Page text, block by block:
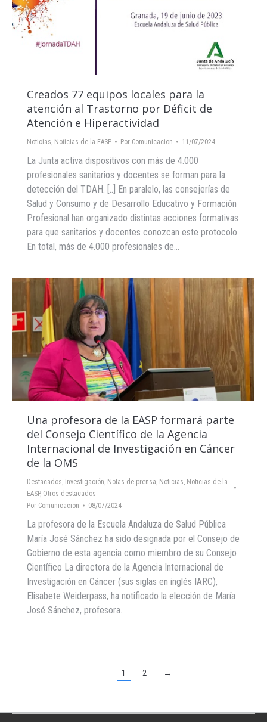
Creados 77 equipos locales para la
atención al Trastorno por Déficit de
Atención e Hiperactividad
Noticias, Noticias de la EASP Por Comunicacion 11/07/2024
La Junta activa dispositivos con más de 4.000
profesionales sanitarios y docentes se forman para la
detección del TDAH. [..] En paralelo, las consejerías de
Salud y Consumo y de Desarrollo Educativo y Formación
Profesional han organizado distintas acciones formativas
para que sanitarios y docentes conozcan este protocolo.
En total, más de 4.000 profesionales de…
Una profesora de la EASP formará parte
del Consejo Científico de la Agencia
Internacional de Investigación en Cáncer
de la OMS
Destacados Investigación Notas de prensa Noticias Noticias de la
EASP, Otros destacados
Por Comunicacion 08/07/2024
La profesora de la Escuela Andaluza de Salud Pública
María José Sánchez ha sido designada por el Consejo de
Gobierno de esta agencia como miembro de su Consejo
Científico La directora de la Agencia Internacional de
Investigación en Cáncer (sus siglas en inglés IARC),
Elisabete Weiderpass, ha notificado la elección de María
José Sánchez, profesora…
1 2 →